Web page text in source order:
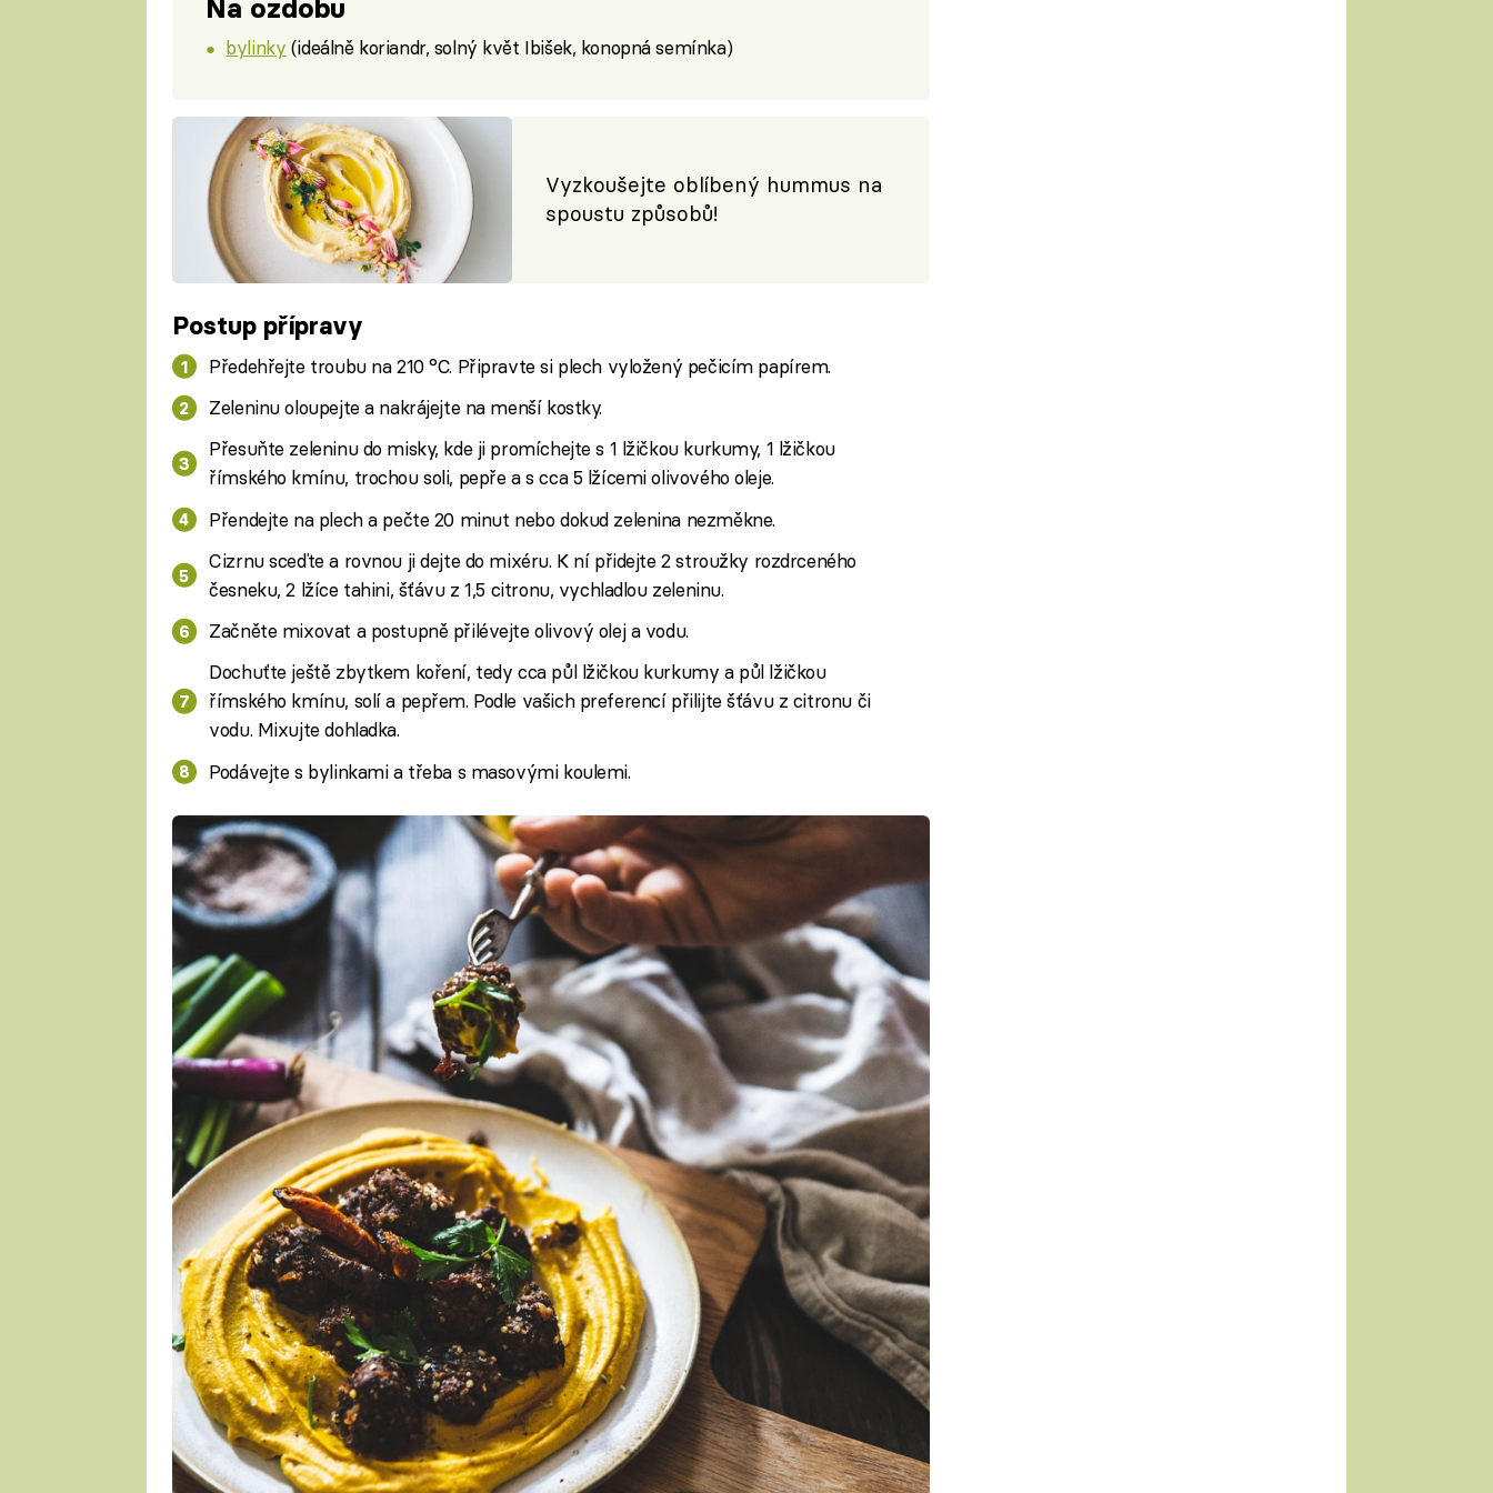
Na ozdobu
bylinky (ideálně koriandr, solný květ Ibišek, konopná semínka)
Vyzkoušejte oblíbený hummus na
spoustu způsobů!
Postup přípravy
Předehřejte troubu na 210 °C. Připravte si plech vyložený pečicím papírem.
Zeleninu oloupejte a nakrájejte na menší kostky.
Přesuňte zeleninu do misky, kde ji promíchejte s 1 lžičkou kurkumy, 1 lžičkou
římského kmínu, trochou soli, pepře a s cca 5 lžícemi olivového oleje.
Přendejte na plech a pečte 20 minut nebo dokud zelenina nezměkne.
Cizrnu sceďte a rovnou ji dejte do mixéru. K ní přidejte 2 stroužky rozdrceného
česneku, 2 lžíce tahini, šťávu z 1,5 citronu, vychladlou zeleninu.
Začněte mixovat a postupně přilévejte olivový olej a vodu.
Dochuťte ještě zbytkem koření, tedy cca půl lžičkou kurkumy a půl lžičkou
římského kmínu, solí a pepřem. Podle vašich preferencí přilijte šťávu z citronu či
vodu. Mixujte dohladka.
Podávejte s bylinkami a třeba s masovými koulemi.